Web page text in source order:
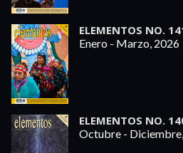
ELEMENTOS NO.
Enero - Marzo, 2026
ELEMENTOS NO.
Octubre -